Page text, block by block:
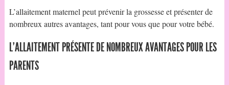
L’allaitement maternel peut prévenir la grossesse et présenter de
nombreux autres avantages, tant pour vous que pour votre bébé.
L’ALLAITEMENT PRÉSENTE DE NOMBREUX AVANTAGES POUR LES
PARENTS